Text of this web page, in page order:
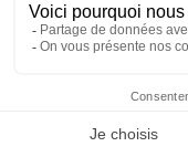
Broderie diamant